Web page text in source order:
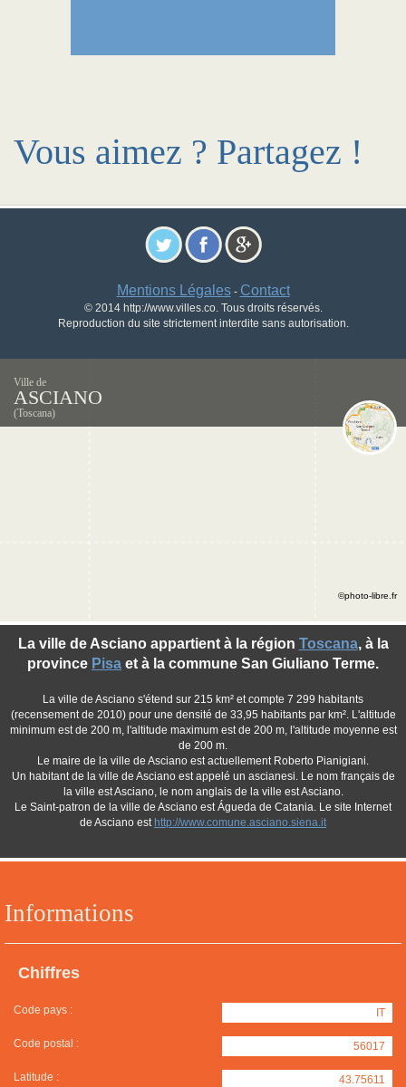
Vous aimez ? Partagez !
Mentions Légales- Contact
© 2014 http://www.villes.co. Tous droits réservés.
Reproduction du site strictement interdite sans autorisation.
Ville de
ASCIANO
(Toscana)
Informations
Chiffres
Code pays : IT
Code postal : 56017
Latitude : 43.75611
La ville de Asciano appartient à la région Toscana, à la
province Pisa et à la commune San Giuliano Terme.
La ville de Asciano s'étend sur 215 km² et compte 7 299 habitants
(recensement de 2010) pour une densité de 33,95 habitants par km². L'altitude
minimum est de 200 m, l'altitude maximum est de 200 m, l'altitude moyenne est
de 200 m.
Le maire de la ville de Asciano est actuellement Roberto Pianigiani.
Un habitant de la ville de Asciano est appelé un ascianesi. Le nom français de
la ville est Asciano, le nom anglais de la ville est Asciano.
Le Saint-patron de la ville de Asciano est Águeda de Catania. Le site Internet
de Asciano est http://www.comune.asciano.siena.it
©photo-libre.fr